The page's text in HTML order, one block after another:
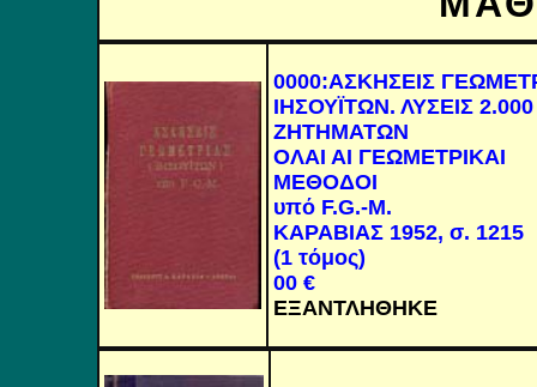
0000:ΑΣΚΗΣΕΙΣ
ΙΗΣΟΥΪΤΩΝ. ΛΥΣΕΙΣ 2.000
ΖΗΤΗΜΑΤΩΝ
ΟΛΑΙ ΑΙ ΓΕΩΜΕΤΡΙΚΑΙ
ΜΕΘΟΔΟΙ
υπό F.G.-M.
ΚΑΡΑΒΙΑΣ 1952, σ. 1215
(1 τόμος)
00 €
ΕΞΑΝΤΛΗΘΗΚΕ